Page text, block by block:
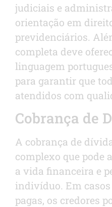
judiciais e
orientação em
previdenciários.
completa deve
linguagem
para garantir que
atendidos com
Cobrança de
A cobrança de
complexo que pode
a vida financeira e
indivíduo. Em
pagas, os credores